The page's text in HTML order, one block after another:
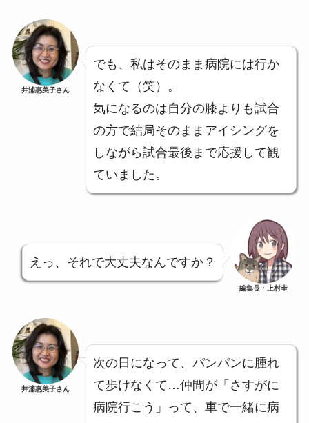
井浦惠美子さん
でも、私はそのまま病院には行か
なくて（笑）。
気になるのは自分の膝よりも試合
の方で結局そのままアイシングを
しながら試合最後まで応援して観
ていました。
えっ、それで大丈夫なんですか？
編集長・上村圭
井浦惠美子さん
次の日になって、パンパンに腫れ
て歩けなくて…仲間が「さすがに
病院行こう」って、車で一緒に病